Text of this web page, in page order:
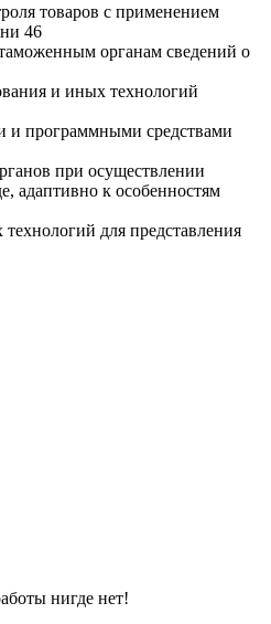
товаров с применением
46
органам сведений о
и иных технологий
и программными средствами
при осуществлении
адаптивно к особенностям
для представления
нигде нет!